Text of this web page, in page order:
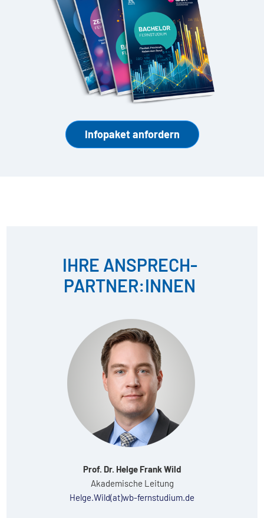
Infopaket anfordern
IHRE ANSPRECH­
PARTNER:INNEN
Prof. Dr. Helge Frank Wild
Akademische Leitung
Helge.Wild(at)wb-fernstudium.de